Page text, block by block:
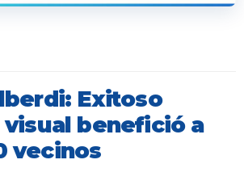
Exitoso
benefició a
vecinos